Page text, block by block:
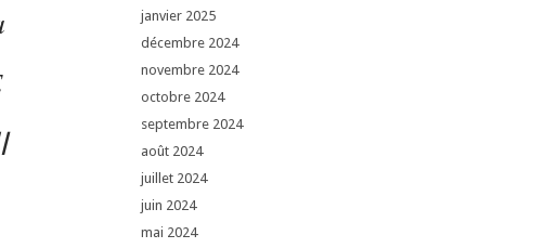
janvier 2025
décembre 2024
novembre 2024
octobre 2024
septembre 2024
août 2024
juillet 2024
juin 2024
mai 2024